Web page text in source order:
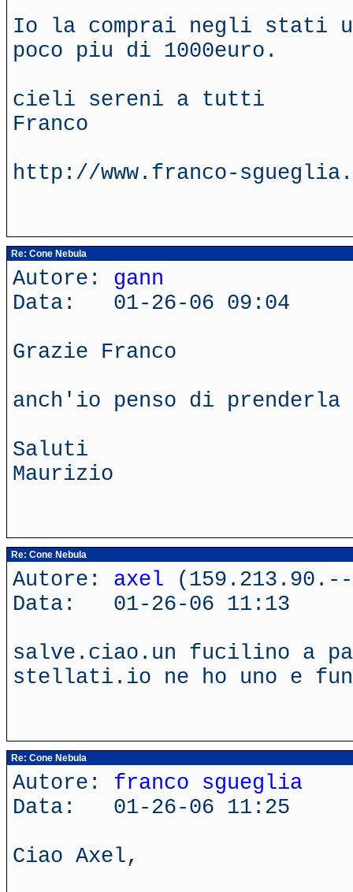
Io la comprai negli stati
poco piu di 1000euro.
cieli sereni a tutti
Franco
http://www.franco-
Re: Cone Nebula
Autore: gann
Data: 01-26-06 09:04
Grazie Franco
anch'io penso di prenderla
Saluti
Maurizio
Re: Cone Nebula
Autore: axel
Data: 01-26-06 11:13
salve.ciao.un fucilino
stellati.io ne ho uno e
Re: Cone Nebula
Autore: franco sgueglia
Data: 01-26-06 11:25
Ciao Axel,